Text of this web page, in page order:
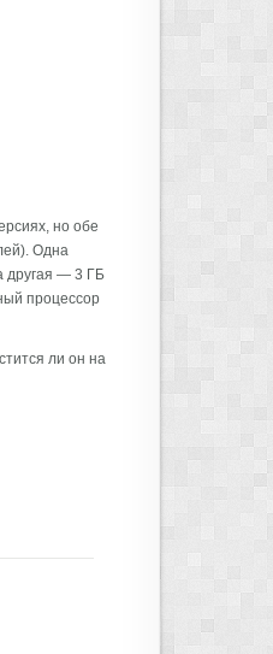
но обе
Одна
другая — 3 ГБ
процессор
ли он на